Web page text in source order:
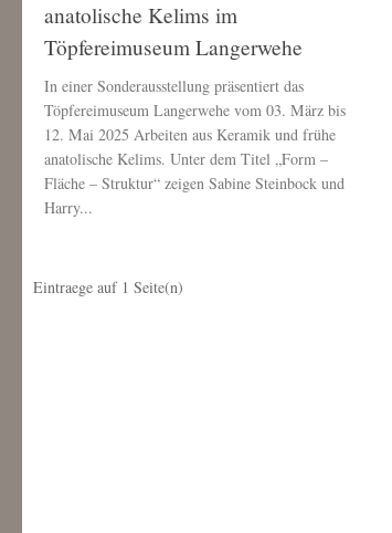
anatolische Kelims im
Töpfereimuseum Langerwehe
In einer Sonderausstellung präsentiert das
Töpfereimuseum Langerwehe vom 03. März bis
12. Mai 2025 Arbeiten aus Keramik und frühe
anatolische Kelims. Unter dem Titel „Form –
Fläche – Struktur“ zeigen Sabine Steinbock und
Harry...
Eintraege auf 1 Seite(n)